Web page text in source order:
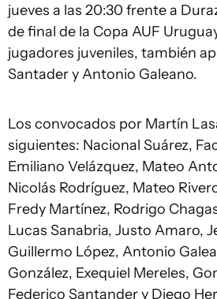
jueves a las 20:30 frente a
de final de la Copa AUF
jugadores juveniles, también
Santader y Antonio Galeano.
Los convocados por Martín
siguientes: Nacional Suárez,
Emiliano Velázquez, Mateo
Nicolás Rodríguez, Mateo
Fredy Martínez, Rodrigo
Lucas Sanabria, Justo Amaro,
Guillermo López, Antonio
González, Exequiel Mereles,
Federico Santander y Diego